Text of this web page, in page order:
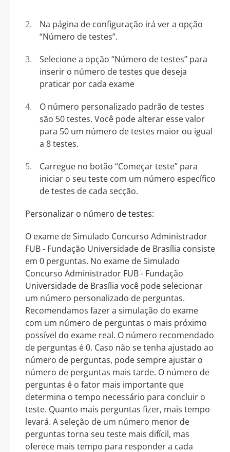
Na página de configuração irá ver a opção
“Número de testes”.
Selecione a opção “Número de testes” para
inserir o número de testes que deseja
praticar por cada exame
O número personalizado padrão de testes
são 50 testes. Você pode alterar esse valor
para 50 um número de testes maior ou igual
a 8 testes.
Carregue no botão “Começar teste” para
iniciar o seu teste com um número específico
de testes de cada secção.
Personalizar o número de testes:
O exame de Simulado Concurso Administrador
FUB - Fundação Universidade de Brasília consiste
em 0 perguntas. No exame de Simulado
Concurso Administrador FUB - Fundação
Universidade de Brasília você pode selecionar
um número personalizado de perguntas.
Recomendamos fazer a simulação do exame
com um número de perguntas o mais próximo
possível do exame real. O número recomendado
de perguntas é 0. Caso não se tenha ajustado ao
número de perguntas, pode sempre ajustar o
número de perguntas mais tarde. O número de
perguntas é o fator mais importante que
determina o tempo necessário para concluir o
teste. Quanto mais perguntas fizer, mais tempo
levará. A seleção de um número menor de
perguntas torna seu teste mais difícil, mas
oferece mais tempo para responder a cada